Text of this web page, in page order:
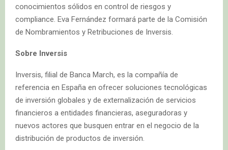
conocimientos sólidos en control de riesgos y
compliance. Eva Fernández formará parte de la Comisión
de Nombramientos y Retribuciones de Inversis.
Sobre Inversis
Inversis, filial de Banca March, es la compañía de
referencia en España en ofrecer soluciones tecnológicas
de inversión globales y de externalización de servicios
financieros a entidades financieras, aseguradoras y
nuevos actores que busquen entrar en el negocio de la
distribución de productos de inversión.